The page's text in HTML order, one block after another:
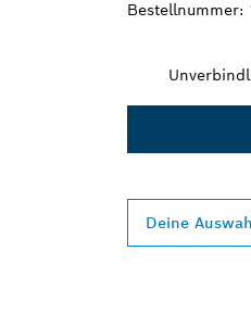
Bestellnummer:
Deine